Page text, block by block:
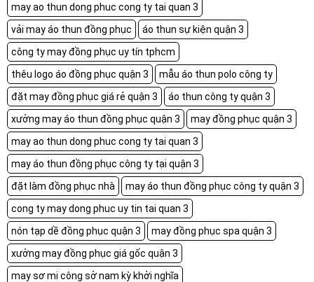
may ao thun dong phuc cong ty tai quan 3
vải may áo thun đồng phục
áo thun sự kiện quận 3
công ty may đồng phục uy tín tphcm
thêu logo áo đồng phục quận 3
mẫu áo thun polo công ty
đặt may đồng phục giá rẻ quận 3
áo thun công ty quận 3
xưởng may áo thun đồng phục quận 3
may đồng phục quận 3
may ao thun dong phuc cong ty tai quan 3
may áo thun đồng phục công ty tại quận 3
đặt làm đồng phục nhà
may áo thun đồng phục công ty quận 3
cong ty may dong phuc uy tin tai quan 3
nón tạp dề đồng phục quận 3
may đồng phục spa quận 3
xưởng may đồng phục giá gốc quận 3
may sơ mi công sở nam kỳ khởi nghĩa